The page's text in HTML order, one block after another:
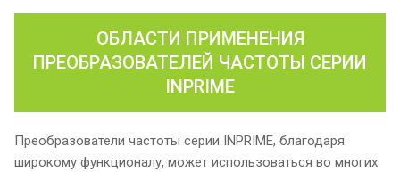
ОБЛАСТИ ПРИМЕНЕНИЯ
ПРЕОБРАЗОВАТЕЛЕЙ ЧАСТОТЫ СЕРИИ
INPRIME
Преобразователи частоты серии INPRIME, благодаря
широкому функционалу, может использоваться во многих